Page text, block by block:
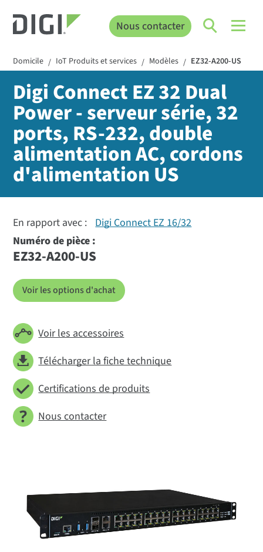
Nous contacter
Domicile / IoT Produits et services / Modèles / EZ32-A200-US
Digi Connect EZ 32 Dual
Power - serveur série, 32
ports, RS-232, double
alimentation AC, cordons
d'alimentation US
En rapport avec : Digi Connect EZ 16/32
Numéro de pièce :
EZ32-A200-US
Voir les options d'achat
Voir les accessoires
Télécharger la fiche technique
Certifications de produits
Nous contacter